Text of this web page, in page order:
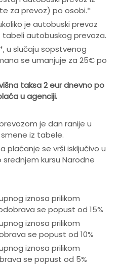
za prevoz) po osobi.*
je autobuski prevoz
tabeli autobuskog prevoza.
u slučaju sopstvenog
se umanjuje za 25€ po
taksa 2 eur dnevno po
ća u agenciji.
je dan ranije u
iz tabele.
plaćanje se vrši isključivo u
kursu Narodne
iznosa prilikom
se popust od 15%
iznosa prilikom
se popust od 10%
iznosa prilikom
se popust od 5%